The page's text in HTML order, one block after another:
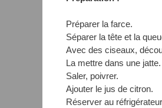
Préparer la farce.
Séparer la tête et la
Avec des ciseaux,
La mettre dans une jatte.
Saler, poivrer.
Ajouter le jus de citron.
Réserver au